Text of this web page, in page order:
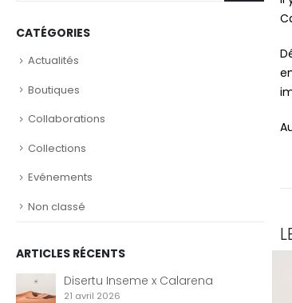
CATÉGORIES
Actualités
Boutiques
Collaborations
Collections
Evénements
Non classé
ARTICLES RÉCENTS
Disertu Inseme x Calarena
21 avril 2026